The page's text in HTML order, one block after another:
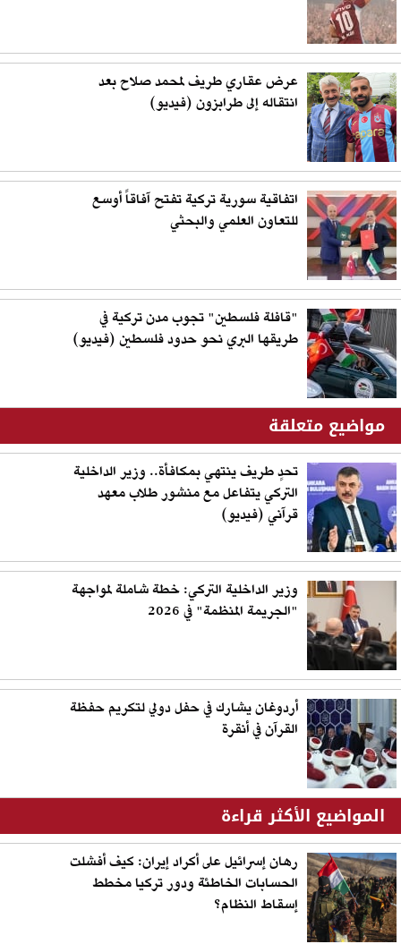
عرض عقاري طريف لمحمد صلاح بعد
انتقاله إلى طرابزون (فيديو)
اتفاقية سورية تركية تفتح آفاقاً أوسع
للتعاون العلمي والبحثي
"قافلة فلسطين" تجوب مدن تركية في
طريقها البري نحو حدود فلسطين (فيديو)
مواضيع متعلقة
تحدٍ طريف ينتهي بمكافأة.. وزير الداخلية
التركي يتفاعل مع منشور طلاب معهد
قرآني (فيديو)
وزير الداخلية التركي: خطة شاملة لمواجهة
"الجريمة المنظمة" في 2026
أردوغان يشارك في حفل دولي لتكريم حفظة
القرآن في أنقرة
المواضيع الأكثر قراءة
رهان إسرائيل على أكراد إيران: كيف أفشلت
الحسابات الخاطئة ودور تركيا مخطط
إسقاط النظام؟